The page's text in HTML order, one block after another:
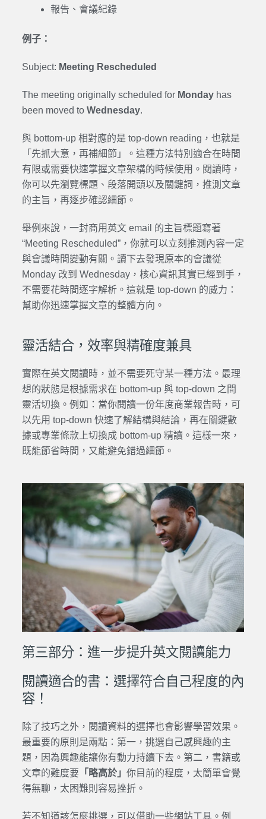
報告、會議紀錄
例子：
Subject: Meeting Rescheduled
The meeting originally scheduled for Mondayhas
been moved to Wednesday.
與 bottom-up 相對應的是 top-down reading，也就是
「先抓大意，再補細節」。這種方法特別適合在時間
有限或需要快速掌握文章架構的時候使用。閱讀時，
你可以先瀏覽標題、段落開頭以及關鍵詞，推測文章
的主旨，再逐步確認細節。
舉例來說，一封商用英文 email 的主旨標題寫著
“Meeting Rescheduled”，你就可以立刻推測內容一定
與會議時間變動有關。讀下去發現原本的會議從
Monday 改到 Wednesday，核心資訊其實已經到手，
不需要花時間逐字解析。這就是 top-down 的威力：
幫助你迅速掌握文章的整體方向。
靈活結合，效率與精確度兼具
實際在英文閱讀時，並不需要死守某一種方法。最理
想的狀態是根據需求在 bottom-up 與 top-down 之間
靈活切換。例如：當你閱讀一份年度商業報告時，可
以先用 top-down 快速了解結構與結論，再在關鍵數
據或專業條款上切換成 bottom-up 精讀。這樣一來，
既能節省時間，又能避免錯過細節。
第三部分：進一步提升英文閱讀能力
閱讀適合的書：選擇符合自己程度的內
容！
除了技巧之外，閱讀資料的選擇也會影響學習效果。
最重要的原則是兩點：第一，挑選自己感興趣的主
題，因為興趣能讓你有動力持續下去。第二，書籍或
文章的難度要「略高於」 你目前的程度，太簡單會覺
得無聊，太困難則容易挫折。
若不知道該怎麼挑選，可以借助一些網站工具。例